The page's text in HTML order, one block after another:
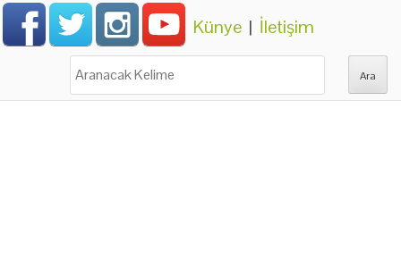
Künye | İletişim